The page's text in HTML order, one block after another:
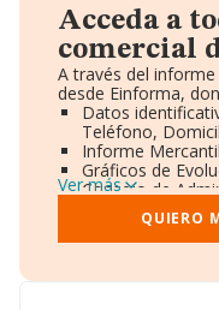
Acceda a
comercial
A través del
desde Einforma,
Datos
Teléfono,
Informe
Gráficos de
Consejo de
Directivos y
Accionistas.
Participaciones
Información
Ver más
QUIERO